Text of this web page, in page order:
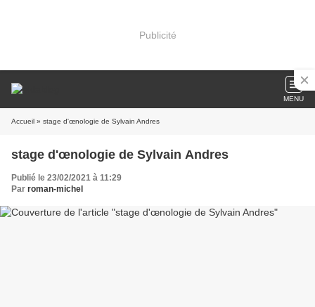
Publicité
MENU
Accueil » stage d'œnologie de Sylvain Andres
stage d'œnologie de Sylvain Andres
Publié le 23/02/2021 à 11:29
Par roman-michel